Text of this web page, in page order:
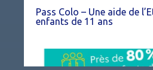
Pass Colo – Une aide de
enfants de 11 ans